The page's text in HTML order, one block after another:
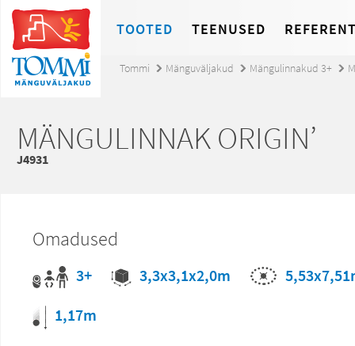
TOOTED TEENUSED
Tommi Mänguväljakud Mängulinnakud 3+
MÄNGULINNAK ORIGIN’
J4931
Omadused
3+ 3,3x3,1x2,0m
1,17m